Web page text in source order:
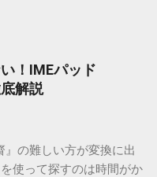
！IMEパッド
解説
』の難しい方が変換に出
使って探すのは時間がか